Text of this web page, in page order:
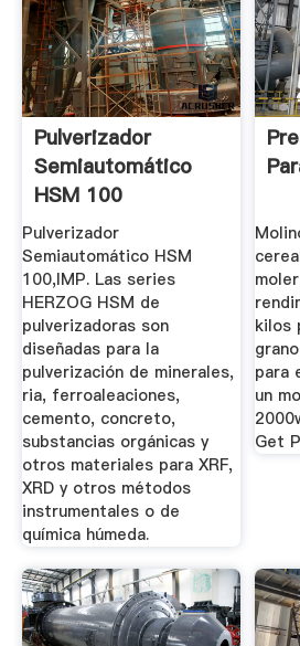
Pulverizador
Semiautomático
HSM 100
Pulverizador
Semiautomático HSM
100,IMP. Las series
HERZOG HSM de
pulverizadoras son
diseñadas para la
pulverización de minerales,
ria, ferroaleaciones,
cemento, concreto,
substancias orgánicas y
otros materiales para XRF,
XRD y otros métodos
instrumentales o de
química húmeda.
kilos
para
un
Get